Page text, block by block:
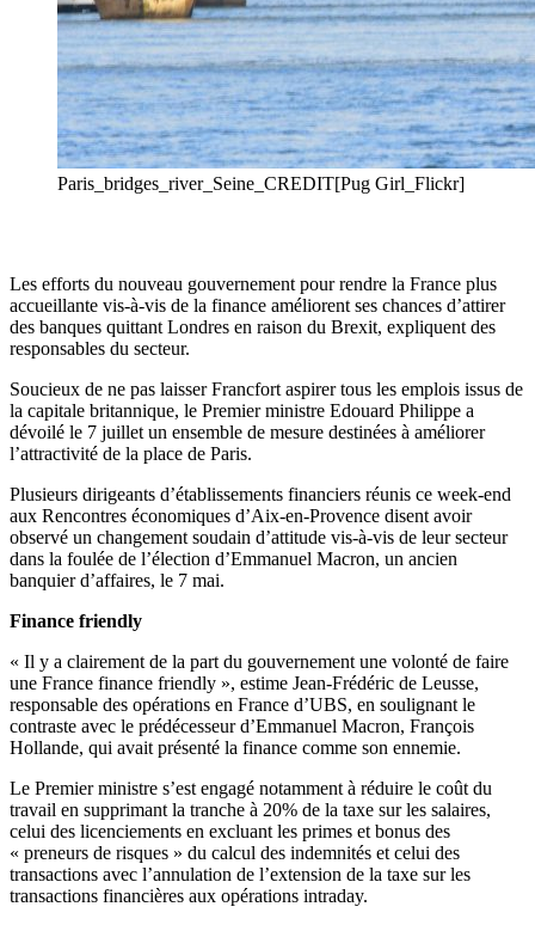
Paris_bridges_river_Seine_CREDIT[Pug Girl_Flickr]
Les efforts du nouveau gouvernement pour rendre la France plus
accueillante vis-à-vis de la finance améliorent ses chances d’attirer
des banques quittant Londres en raison du Brexit, expliquent des
responsables du secteur.
Soucieux de ne pas laisser Francfort aspirer tous les emplois issus de
la capitale britannique, le Premier ministre Edouard Philippe a
dévoilé le 7 juillet un ensemble de mesure destinées à améliorer
l’attractivité de la place de Paris.
Plusieurs dirigeants d’établissements financiers réunis ce week-end
aux Rencontres économiques d’Aix-en-Provence disent avoir
observé un changement soudain d’attitude vis-à-vis de leur secteur
dans la foulée de l’élection d’Emmanuel Macron, un ancien
banquier d’affaires, le 7 mai.
Finance friendly
« Il y a clairement de la part du gouvernement une volonté de faire
une France finance friendly », estime Jean-Frédéric de Leusse,
responsable des opérations en France d’UBS, en soulignant le
contraste avec le prédécesseur d’Emmanuel Macron, François
Hollande, qui avait présenté la finance comme son ennemie.
Le Premier ministre s’est engagé notamment à réduire le coût du
travail en supprimant la tranche à 20% de la taxe sur les salaires,
celui des licenciements en excluant les primes et bonus des
« preneurs de risques » du calcul des indemnités et celui des
transactions avec l’annulation de l’extension de la taxe sur les
transactions financières aux opérations intraday.